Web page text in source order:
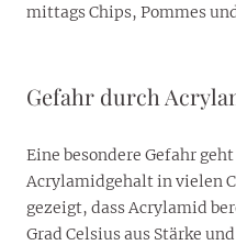
mittags Chips, Pommes
Gefahr durch
Eine besondere Gefahr
Acrylamidgehalt in vielen
gezeigt, dass Acrylamid
Grad Celsius aus Stärke